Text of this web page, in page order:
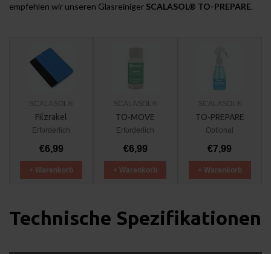
empfehlen wir unseren Glasreiniger SCALASOL® TO-PREPARE.
SCALASOL®
Filzrakel
Erforderlich
€6,99
+ Warenkorb
SCALASOL®
TO-MOVE
Erforderlich
€6,99
+ Warenkorb
SCALASOL®
TO-PREPARE
Optional
€7,99
+ Warenkorb
Technische Spezifikationen